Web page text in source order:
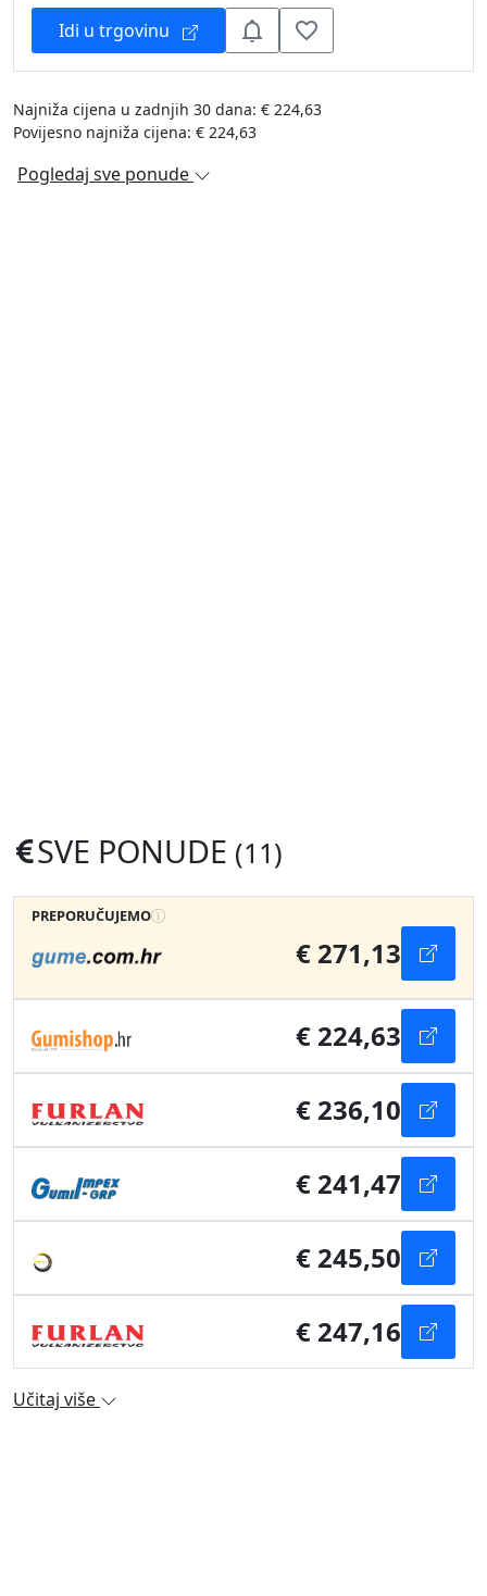
Idi u trgovinu
Najniža cijena u zadnjih 30 dana: € 224,63
Povijesno najniža cijena: € 224,63
Pogledaj sve ponude
SVE PONUDE (11)
PREPORUČUJEMO
€ 271,13
€ 224,63
€ 236,10
€ 241,47
€ 245,50
€ 247,16
Učitaj više